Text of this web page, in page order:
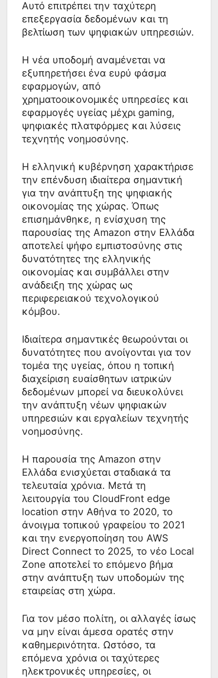
Αυτό επιτρέπει την ταχύτερη
επεξεργασία δεδομένων και τη
βελτίωση των ψηφιακών υπηρεσιών.
Η νέα υποδομή αναμένεται να
εξυπηρετήσει ένα ευρύ φάσμα
εφαρμογών, από
χρηματοοικονομικές υπηρεσίες και
εφαρμογές υγείας μέχρι gaming,
ψηφιακές πλατφόρμες και λύσεις
τεχνητής νοημοσύνης.
Η ελληνική κυβέρνηση χαρακτήρισε
την επένδυση ιδιαίτερα σημαντική
για την ανάπτυξη της ψηφιακής
οικονομίας της χώρας. Όπως
επισημάνθηκε, η ενίσχυση της
παρουσίας της Amazon στην Ελλάδα
αποτελεί ψήφο εμπιστοσύνης στις
δυνατότητες της ελληνικής
οικονομίας και συμβάλλει στην
ανάδειξη της χώρας ως
περιφερειακού τεχνολογικού
κόμβου.
Ιδιαίτερα σημαντικές θεωρούνται οι
δυνατότητες που ανοίγονται για τον
τομέα της υγείας, όπου η τοπική
διαχείριση ευαίσθητων ιατρικών
δεδομένων μπορεί να διευκολύνει
την ανάπτυξη νέων ψηφιακών
υπηρεσιών και εργαλείων τεχνητής
νοημοσύνης.
Η παρουσία της Amazon στην
Ελλάδα ενισχύεται σταδιακά τα
τελευταία χρόνια. Μετά τη
λειτουργία του CloudFront edge
location στην Αθήνα το 2020, το
άνοιγμα τοπικού γραφείου το 2021
και την ενεργοποίηση του AWS
Direct Connect το 2025, το νέο Local
Zone αποτελεί το επόμενο βήμα
στην ανάπτυξη των υποδομών της
εταιρείας στη χώρα.
Για τον μέσο πολίτη, οι αλλαγές ίσως
να μην είναι άμεσα ορατές στην
καθημερινότητα. Ωστόσο, τα
επόμενα χρόνια οι ταχύτερες
ηλεκτρονικές υπηρεσίες, οι